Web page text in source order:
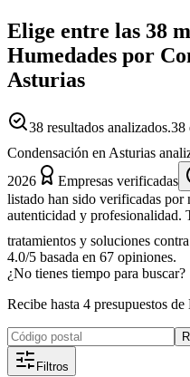
Elige entre las 38
Humedades por
Asturias
38 resultados analizados.38
Condensación en Asturias
2026
Empresas verificadas
listado han sido verificadas por
autenticidad y profesionalidad.
tratamientos y soluciones
4.0/5 basada en 67 opiniones.
¿No tienes tiempo para buscar?
Recibe hasta 4 presupuestos
Filtros